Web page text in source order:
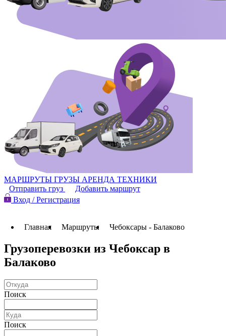
МАРШРУТЫ ГРУЗЫ АРЕНДА ТЕХНИКИ
Отправить груз
Добавить маршрут
Вход / Регистрация
Главная Маршруты Чебоксары - Балаково
Грузоперевозки из Чебоксар в
Балаково
Поиск
Поиск